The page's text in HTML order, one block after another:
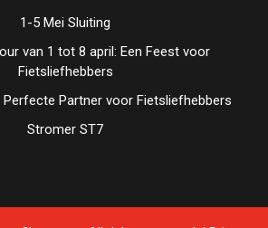
1-5 Mei Sluiting
van 1 tot 8 april: Een Feest voor
Fietsliefhebbers
Perfecte Partner voor Fietsliefhebbers
Stromer ST7